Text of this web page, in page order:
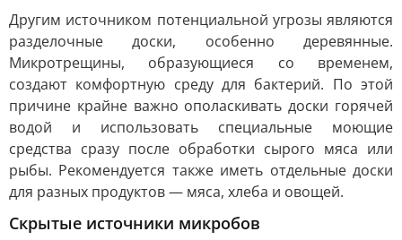
Другим источником потенциальной угрозы являются
разделочные доски, особенно деревянные.
Микротрещины, образующиеся со временем,
создают комфортную среду для бактерий. По этой
причине крайне важно ополаскивать доски горячей
водой и использовать специальные моющие
средства сразу после обработки сырого мяса или
рыбы. Рекомендуется также иметь отдельные доски
для разных продуктов — мяса, хлеба и овощей.
Скрытые источники микробов